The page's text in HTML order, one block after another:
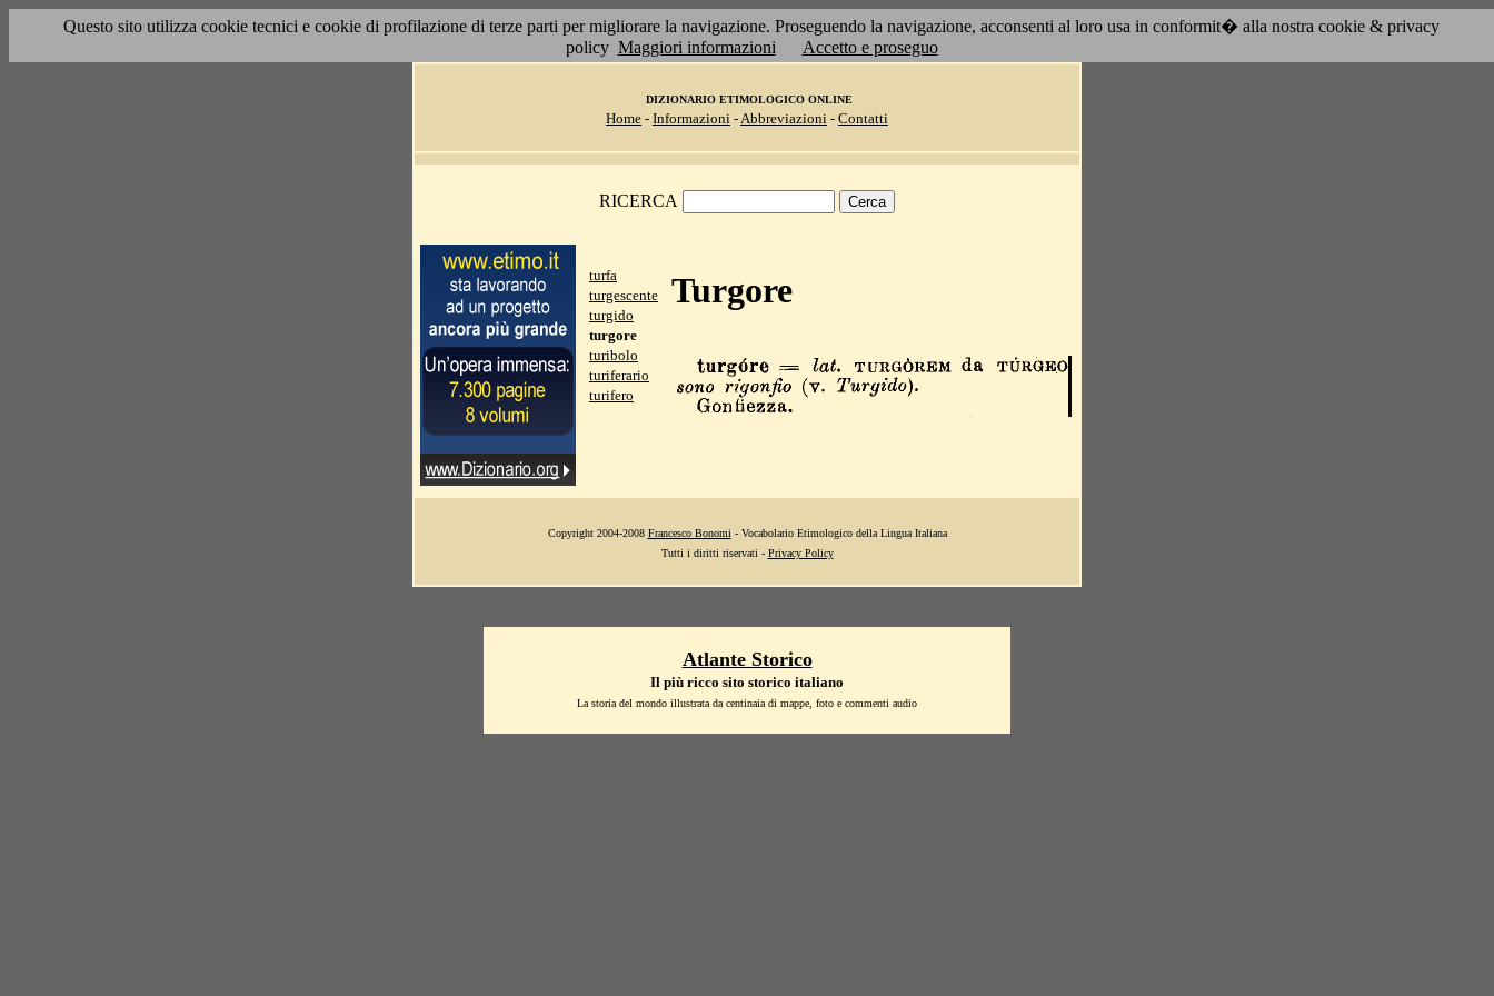
Questo sito utilizza cookie tecnici e cookie di profilazione di terze parti per migliorare la navigazione. Proseguendo la navigazione, acconsenti al loro usa in conformit� alla nostra cookie & privacy
policy Maggiori informazioni Accetto e proseguo
DIZIONARIO ETIMOLOGICO ONLINE
Home - Informazioni -Abbreviazioni - Contatti
RICERCA
turfa
turgescente
turgido
turgore
turibolo
turiferario
turifero
Turgore
Copyright 2004-2008 Francesco Bonomi - Vocabolario Etimologico della Lingua Italiana
Tutti i diritti riservati - Privacy Policy
Atlante Storico
Il più ricco sito storico italiano
La storia del mondo illustrata da centinaia di mappe, foto e commenti audio